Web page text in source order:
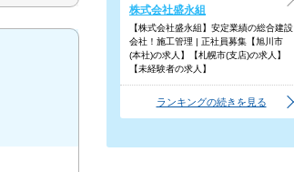
株式会社盛永組
【株式会社盛永組】安定業績の総合建設
会社！施工管理 | 正社員募集【旭川市
(本社)の求人】【札幌市(支店)の求人】
【未経験者の求人】
ランキングの続きを見る